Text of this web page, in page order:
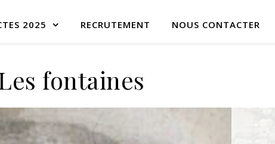
2025 RECRUTEMENT NOUS CONTACTER
fontaines